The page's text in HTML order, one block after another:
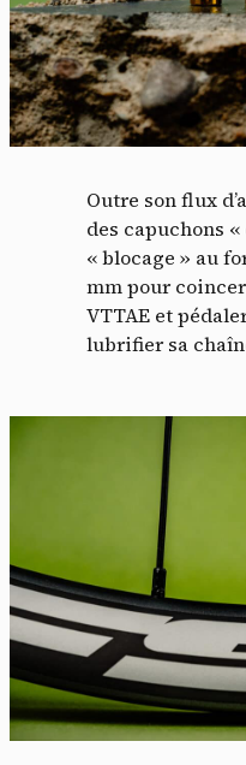
Outre son flux
des capuchons
« blocage » au
mm pour
VTTAE et
lubrifier sa